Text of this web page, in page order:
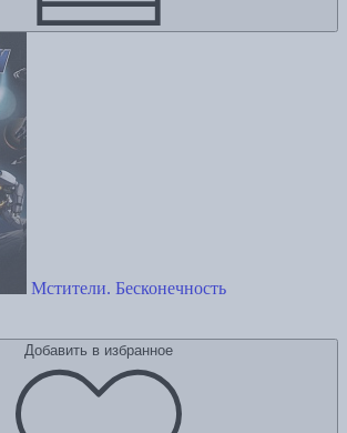
Мстители. Бесконечность
Добавить в избранное